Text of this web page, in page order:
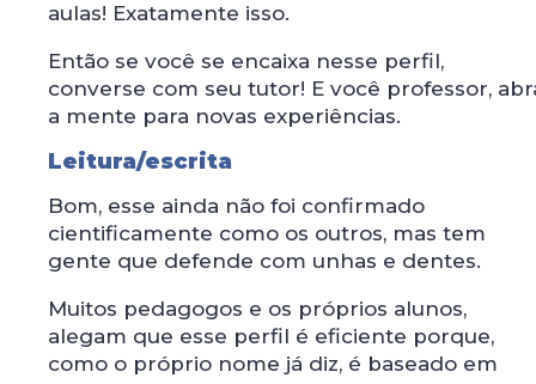
aulas! Exatamente isso.
Então se você se encaixa nesse perfil,
converse com seu tutor! E você professor,
a mente para novas experiências.
Leitura/escrita
Bom, esse ainda não foi confirmado
cientificamente como os outros, mas tem
gente que defende com unhas e dentes.
Muitos pedagogos e os próprios alunos,
alegam que esse perfil é eficiente porque,
como o próprio nome já diz, é baseado em